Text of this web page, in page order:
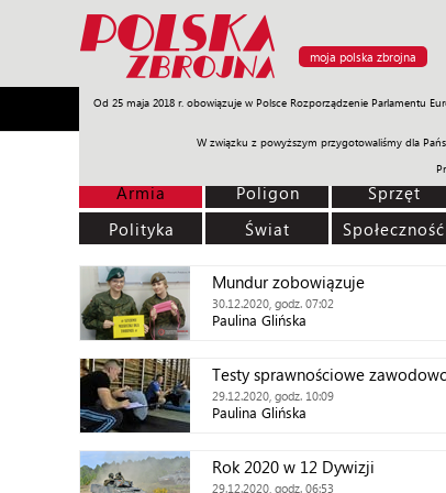
moja polska zbrojna
Od 25 maja 2018 r. obowiązuje w Polsce Rozporządzenie Parlamentu
W związku z powyższym przygotowaliśmy dla
Armia Poligon Sprzęt Misje Polityka
Armia Poligon Sprzęt
Polityka
Świat Społeczność
Mundur zobowiązuje
30.12.2020, godz. 07:02
Paulina Glińska
Testy sprawnościowe
29.12.2020, godz. 10:09
Paulina Glińska
Rok 2020 w 12 Dywizji
29.12.2020, godz. 06:53